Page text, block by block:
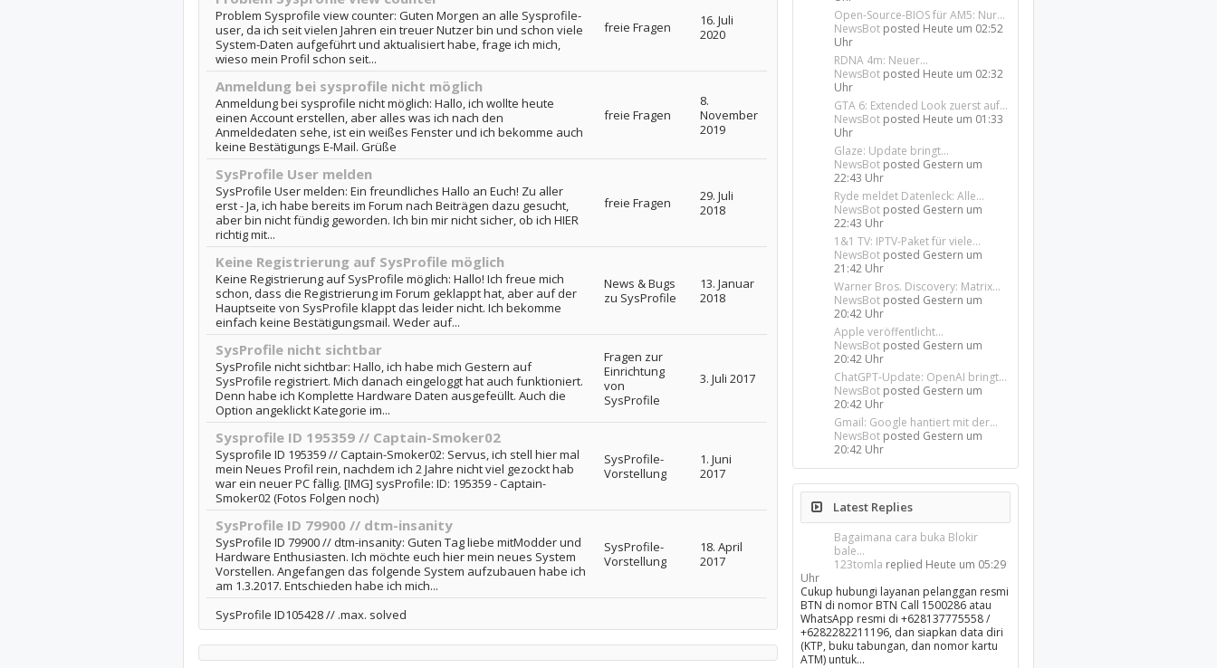
Problem Sysprofile view counter: Guten Morgen an alle Sysprofile-
user, da ich seit vielen Jahren ein treuer Nutzer bin und schon viele
System-Daten aufgeführt und aktualisiert habe, frage ich mich,
wieso mein Profil schon seit...
freie Fragen
16. Juli
2020
Anmeldung bei sysprofile nicht möglich
Anmeldung bei sysprofile nicht möglich: Hallo, ich wollte heute
einen Account erstellen, aber alles was ich nach den
Anmeldedaten sehe, ist ein weißes Fenster und ich bekomme auch
keine Bestätigungs E-Mail. Grüße
freie Fragen
8.
November
2019
SysProfile User melden
SysProfile User melden: Ein freundliches Hallo an Euch! Zu aller
erst - Ja, ich habe bereits im Forum nach Beiträgen dazu gesucht,
aber bin nicht fündig geworden. Ich bin mir nicht sicher, ob ich HIER
richtig mit...
freie Fragen
29. Juli
2018
Keine Registrierung auf SysProfile möglich
Keine Registrierung auf SysProfile möglich: Hallo! Ich freue mich
schon, dass die Registrierung im Forum geklappt hat, aber auf der
Hauptseite von SysProfile klappt das leider nicht. Ich bekomme
einfach keine Bestätigungsmail. Weder auf...
News & Bugs
zu SysProfile
13. Januar
2018
SysProfile nicht sichtbar
SysProfile nicht sichtbar: Hallo, ich habe mich Gestern auf
SysProfile registriert. Mich danach eingeloggt hat auch funktioniert.
Denn habe ich Komplette Hardware Daten ausgefeüllt. Auch die
Option angeklickt Kategorie im...
Fragen zur
Einrichtung
von
SysProfile
3. Juli 2017
Sysprofile ID 195359 // Captain-Smoker02
Sysprofile ID 195359 // Captain-Smoker02: Servus, ich stell hier mal
mein Neues Profil rein, nachdem ich 2 Jahre nicht viel gezockt hab
war ein neuer PC fällig. [IMG] sysProfile: ID: 195359 - Captain-
Smoker02 (Fotos Folgen noch)
SysProfile-
Vorstellung
1. Juni
2017
SysProfile ID 79900 // dtm-insanity
SysProfile ID 79900 // dtm-insanity: Guten Tag liebe mitModder und
Hardware Enthusiasten. Ich möchte euch hier mein neues System
Vorstellen. Angefangen das folgende System aufzubauen habe ich
am 1.3.2017. Entschieden habe ich mich...
SysProfile-
Vorstellung
18. April
2017
SysProfile ID105428 // .max. solved
Open-Source-BIOS für AM5: Nur...
NewsBot posted Heute um 02:52
Uhr
RDNA 4m: Neuer...
NewsBot posted Heute um 02:32
Uhr
GTA 6: Extended Look zuerst auf...
NewsBot posted Heute um 01:33
Uhr
Glaze: Update bringt...
NewsBot posted Gestern um
22:43 Uhr
Ryde meldet Datenleck: Alle...
NewsBot posted Gestern um
22:43 Uhr
1&1 TV: IPTV-Paket für viele...
NewsBot posted Gestern um
21:42 Uhr
Warner Bros. Discovery: Matrix...
NewsBot posted Gestern um
20:42 Uhr
Apple veröffentlicht...
NewsBot posted Gestern um
20:42 Uhr
ChatGPT-Update: OpenAI bringt...
NewsBot posted Gestern um
20:42 Uhr
Gmail: Google hantiert mit der...
NewsBot posted Gestern um
20:42 Uhr
Latest Replies
Bagaimana cara buka Blokir
bale...
123tomla replied Heute um 05:29
Uhr
Cukup hubungi layanan pelanggan resmi
BTN di nomor BTN Call 1500286 atau
WhatsApp resmi di +628137775558 /
+6282282211196, dan siapkan data diri
(KTP, buku tabungan, dan nomor kartu
ATM) untuk…